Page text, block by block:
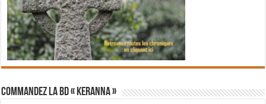
Commandez la BD « Keranna »